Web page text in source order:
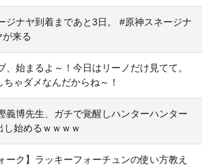
ジナヤ到着まであと3日。 #原神スネージナ
来る
、始まるよ～！今日はリーノだけ見てて。
ゃダメなんだからね～！
義博先生、ガチで覚醒しハンターハンター
し始めるｗｗｗｗ
ーク】ラッキーフォーチュンの使い方教え